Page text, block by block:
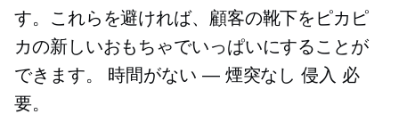
す。これらを避ければ、顧客の靴下をピカピ
カの新しいおもちゃでいっぱいにすることが
できます。 時間がない — 煙突なし侵入 必
要。